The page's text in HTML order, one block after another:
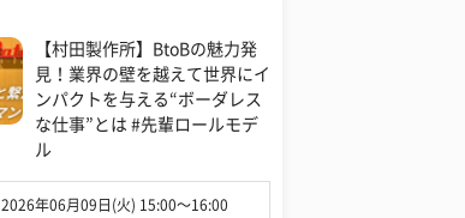
【村田製作所】BtoBの魅力発
見！業界の壁を越えて世界にイ
ンパクトを与える“ボーダレス
な仕事”とは #先輩ロールモデ
ル
2026年06月09日(火) 15:00〜16:00